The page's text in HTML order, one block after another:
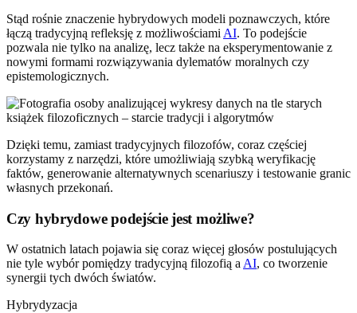
Stąd rośnie znaczenie hybrydowych modeli poznawczych, które
łączą tradycyjną refleksję z możliwościami AI. To podejście
pozwala nie tylko na analizę, lecz także na eksperymentowanie z
nowymi formami rozwiązywania dylematów moralnych czy
epistemologicznych.
Dzięki temu, zamiast tradycyjnych filozofów, coraz częściej
korzystamy z narzędzi, które umożliwiają szybką weryfikację
faktów, generowanie alternatywnych scenariuszy i testowanie granic
własnych przekonań.
Czy hybrydowe podejście jest możliwe?
W ostatnich latach pojawia się coraz więcej głosów postulujących
nie tyle wybór pomiędzy tradycyjną filozofią aAI, co tworzenie
synergii tych dwóch światów.
Hybrydyzacja